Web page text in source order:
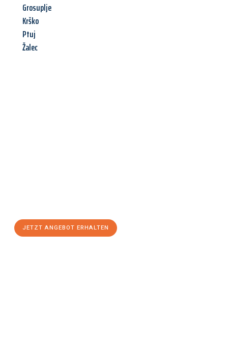
Grosuplje
Krško
Ptuj
Žalec
JETZT ANGEBOT ERHALTEN